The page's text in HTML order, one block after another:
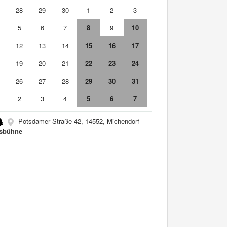
28 29 30 1 2
3
5 6 7 8 9
10
12 13 14 15 16
17
19 20 21 22 23
24
26 27 28 29 30
31
2 3 4 5 6 7
Potsdamer Straße 42, 14552, Michendorf